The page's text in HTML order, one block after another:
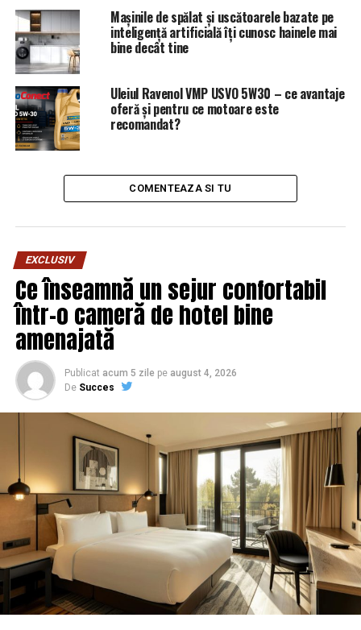
Mașinile de spălat și uscătoarele bazate pe
inteligență artificială îți cunosc hainele mai
bine decât tine
Uleiul Ravenol VMP USVO 5W30 – ce avantaje
oferă și pentru ce motoare este
recomandat?
COMENTEAZA SI TU
EXCLUSIV
Ce înseamnă un sejur confortabil
într-o cameră de hotel bine
amenajată
Publicat acum 5 zile pe august 4, 2026
De Succes